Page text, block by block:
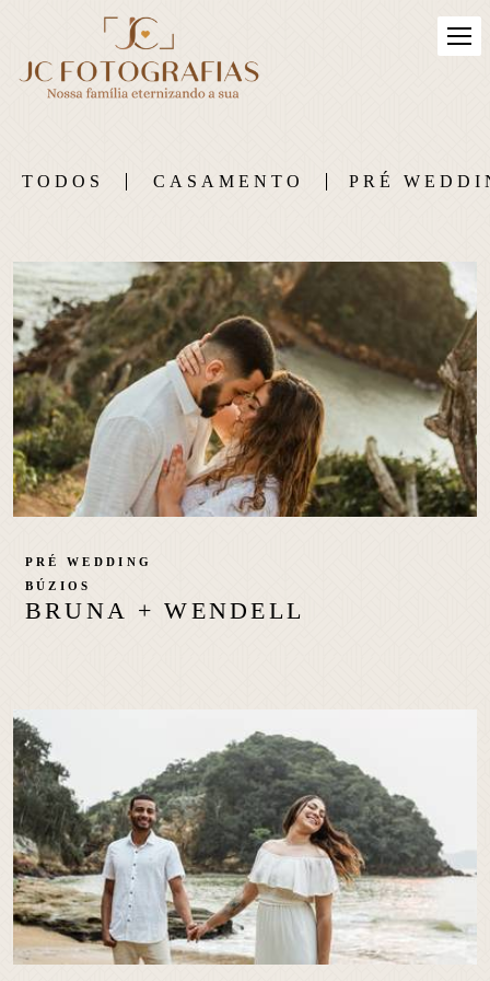
TODOS CASAMENTO PRÉ
BRUNA + WENDELL
PRÉ WEDDING
BÚZIOS